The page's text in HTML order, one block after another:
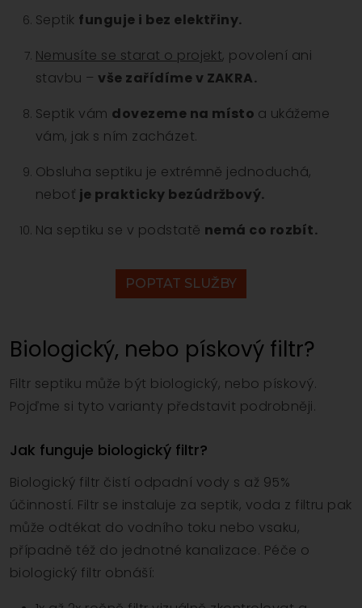
Septik funguje i bez elektřiny.
Nemusíte se starat o projekt, povolení ani
stavbu –vše zařídíme v ZAKRA.
Septik vám dovezeme na místo a ukážeme
vám, jak s ním zacházet.
Obsluha septiku je extrémně jednoduchá,
neboť je prakticky bezúdržbový.
Na septiku se v podstatě nemá co rozbít.
POPTAT SLUŽBY
Biologický, nebo pískový filtr?
Filtr septiku může být biologický, nebo pískový.
Pojďme si tyto varianty představit podrobněji.
Jak funguje biologický filtr?
Biologický filtr čistí odpadní vody s až 95%
účinností. Filtr se instaluje za septik, voda z filtru pak
může odtékat do vodního toku nebo vsaku,
případně též do jednotné kanalizace. Péče o
biologický filtr obnáší: